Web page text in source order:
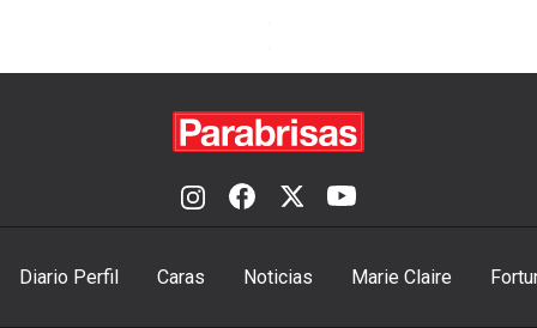
Diario Perfil Caras Noticias Marie Claire